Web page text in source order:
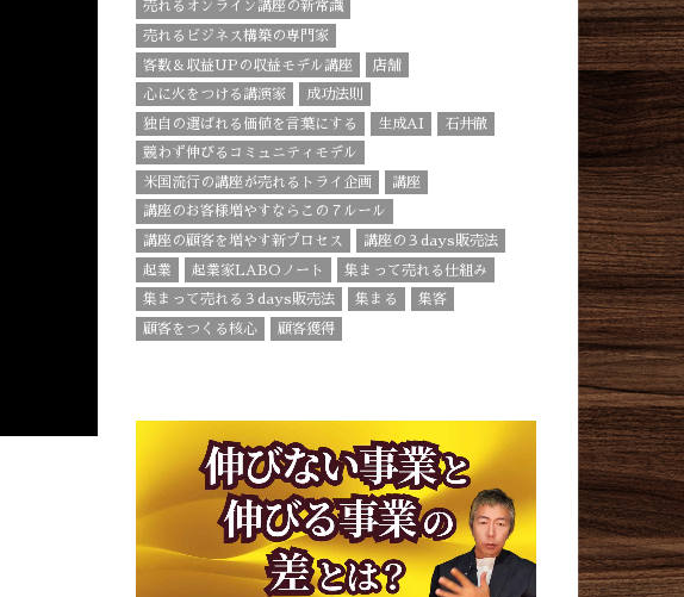
売れるオンライン講座の新常識
売れるビジネス構築の専門家
客数＆収益UPの収益モデル講座 店舗
心に火をつける講演家 成功法則
独自の選ばれる価値を言葉にする 生成AI 石井徹
競わず伸びるコミュニティモデル
米国流行の講座が売れるトライ企画 講座
講座のお客様増やすならこの７ルール
講座の顧客を増やす新プロセス 講座の３days販売法
起業 起業家LABOノート 集まって売れる仕組み
集まって売れる３days販売法 集まる 集客
顧客をつくる核心 顧客獲得